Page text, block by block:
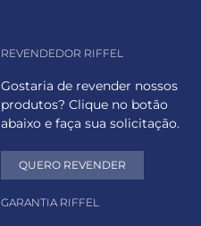
REVENDEDOR RIFFEL
Gostaria de revender nossos
produtos? Clique no botão
abaixo e faça sua solicitação.
QUERO REVENDER
GARANTIA RIFFEL